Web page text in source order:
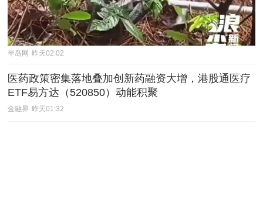
半岛网 昨天02:02
医药政策密集落地叠加创新药融资大增，港股通医疗
ETF易方达（520850）动能积聚
金融界 昨天01:32